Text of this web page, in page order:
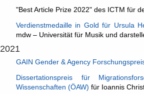
"Best Article Prize 2022" des ICTM für
Verdienstmedaille in Gold für Ursula
mdw – Universität für Musik und
2021
GAIN Gender & Agency
Dissertationspreis für
Wissenschaften (ÖAW) für Ioannis